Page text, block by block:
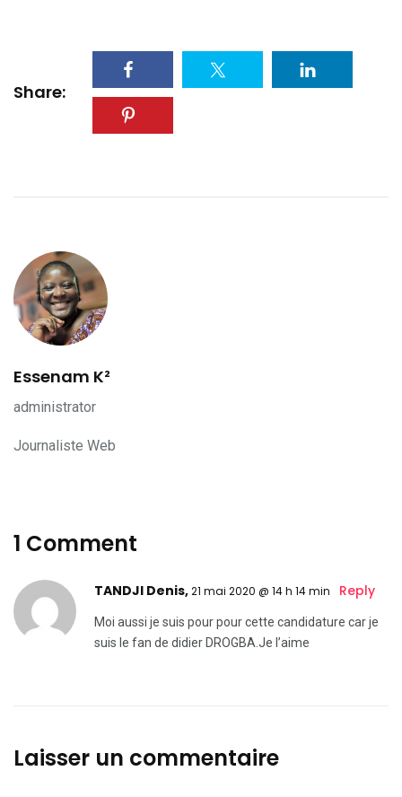
Share:
Essenam K²
administrator
Journaliste Web
1 Comment
TANDJI Denis,21 mai 2020 @ 14 h 14 min Reply
Moi aussi je suis pour pour cette candidature car je
suis le fan de didier DROGBA.Je l’aime
Laisser un commentaire